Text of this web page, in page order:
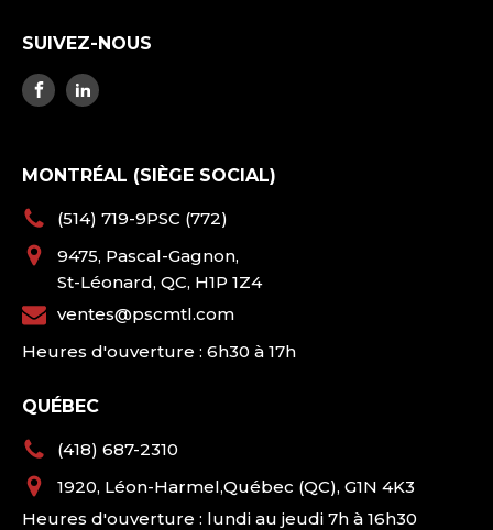
SUIVEZ-NOUS
MONTRÉAL (SIÈGE SOCIAL)
(514) 719-9PSC (772)
9475, Pascal-Gagnon,
St-Léonard, QC, H1P 1Z4
ventes@pscmtl.com
Heures d'ouverture : 6h30 à 17h
QUÉBEC
(418) 687-2310
1920, Léon-Harmel,Québec (QC), G1N 4K3
Heures d'ouverture : lundi au jeudi 7h à 16h30